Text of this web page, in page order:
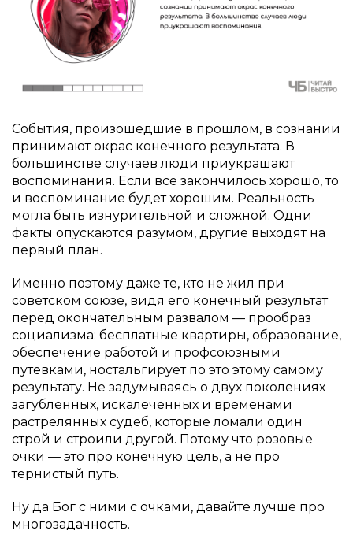
События, произошедшие в прошлом, в сознании
принимают окрас конечного результата. В
большинстве случаев люди приукрашают
воспоминания. Если все закончилось хорошо, то
и воспоминание будет хорошим. Реальность
могла быть изнурительной и сложной. Одни
факты опускаются разумом, другие выходят на
первый план.
Именно поэтому даже те, кто не жил при
советском союзе, видя его конечный результат
перед окончательным развалом — прообраз
социализма: бесплатные квартиры, образование,
обеспечение работой и профсоюзными
путевками, ностальгирует по это этому самому
результату. Не задумываясь о двух поколениях
загубленных, искалеченных и временами
растрелянных судеб, которые ломали один
строй и строили другой. Потому что розовые
очки — это про конечную цель, а не про
тернистый путь.
Ну да Бог с ними с очками, давайте лучше про
многозадачность.